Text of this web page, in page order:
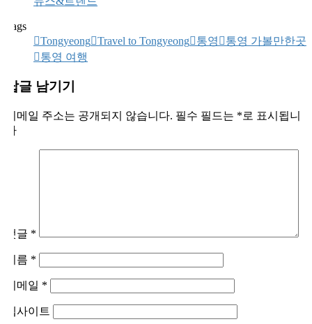
Tags
Tongyeong Travel to Tongyeong 통영
통영 가볼만한곳
통영 여행
답글 남기기
이메일 주소는 공개되지 않습니다. 필수 필드는 *로 표시됩니
다
댓글 *
이름 *
이메일 *
웹사이트